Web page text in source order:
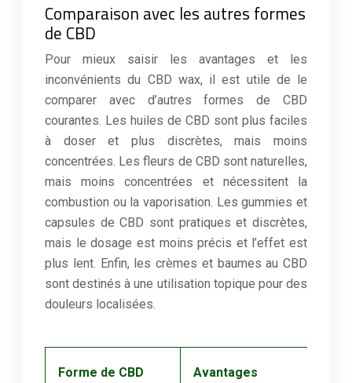
Comparaison avec les autres formes
de CBD
Pour mieux saisir les avantages et les
inconvénients du CBD wax, il est utile de le
comparer avec d’autres formes de CBD
courantes. Les huiles de CBD sont plus faciles
à doser et plus discrètes, mais moins
concentrées. Les fleurs de CBD sont naturelles,
mais moins concentrées et nécessitent la
combustion ou la vaporisation. Les gummies et
capsules de CBD sont pratiques et discrètes,
mais le dosage est moins précis et l’effet est
plus lent. Enfin, les crèmes et baumes au CBD
sont destinés à une utilisation topique pour des
douleurs localisées.
Forme de CBD Avantages